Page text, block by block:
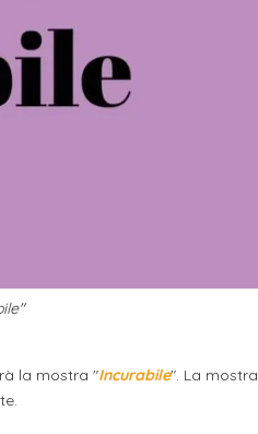
la mostra "Incurabile". La mostra